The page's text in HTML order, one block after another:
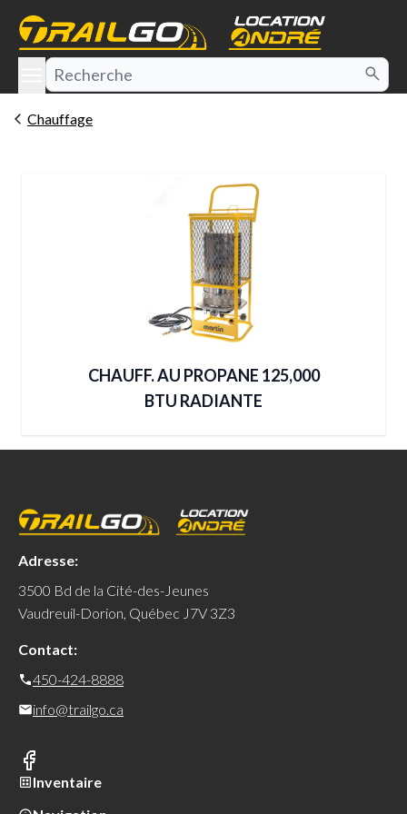
menu
Chauffage
CHAUFF. AU PROPANE 125,000
BTU RADIANTE
Adresse:
3500 Bd de la Cité-des-Jeunes
Vaudreuil-Dorion, Québec J7V 3Z3
Contact:
450-424-8888
info@trailgo.ca
Inventaire